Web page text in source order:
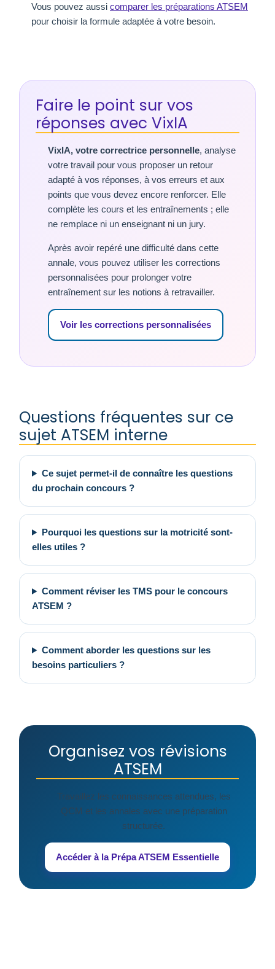
Vous pouvez aussi comparer les préparations ATSEM
pour choisir la formule adaptée à votre besoin.
Faire le point sur vos
réponses avec VixIA
VixIA, votre correctrice personnelle, analyse
votre travail pour vous proposer un retour
adapté à vos réponses, à vos erreurs et aux
points que vous devez encore renforcer. Elle
complète les cours et les entraînements ; elle
ne remplace ni un enseignant ni un jury.
Après avoir repéré une difficulté dans cette
annale, vous pouvez utiliser les corrections
personnalisées pour prolonger votre
entraînement sur les notions à retravailler.
Voir les corrections personnalisées
Questions fréquentes sur ce
sujet ATSEM interne
Ce sujet permet-il de connaître les questions
du prochain concours ?
Pourquoi les questions sur la motricité sont-
elles utiles ?
Comment réviser les TMS pour le concours
ATSEM ?
Comment aborder les questions sur les
besoins particuliers ?
Organisez vos révisions
ATSEM
Travaillez les connaissances attendues, les
QCM et les annales avec une préparation
structurée.
Accéder à la Prépa ATSEM Essentielle